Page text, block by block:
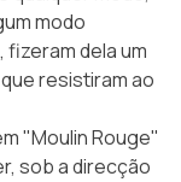
modo
dela um
resistiram ao
"Moulin Rouge"
sob a direcção